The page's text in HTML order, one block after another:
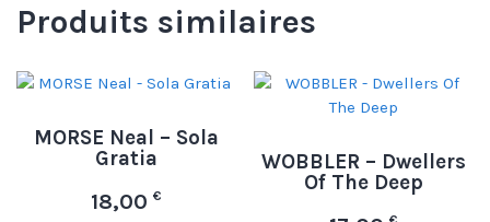
Produits similaires
MORSE Neal – Sola
Gratia
18,00 €
WOBBLER – Dwellers
Of The Deep